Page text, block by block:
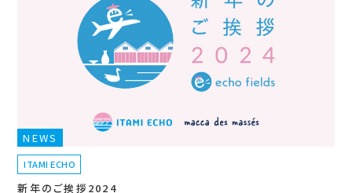
NEWS
ITAMI ECHO
新年のご挨拶2024